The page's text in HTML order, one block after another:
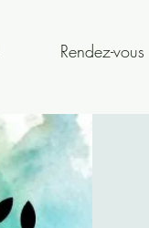
Rendez-vous